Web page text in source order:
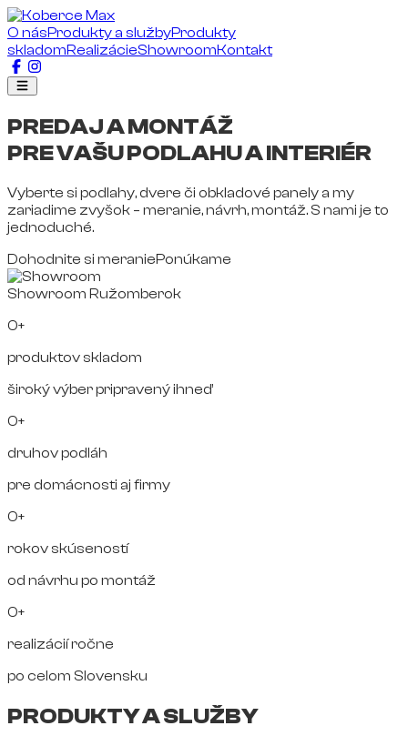
O násProdukty a službyProdukty
skladomRealizácieShowroomKontakt
PREDAJ A MONTÁŽ
PRE VAŠU PODLAHU A INTERIÉR
Vyberte si podlahy, dvere či obkladové panely a my
zariadime zvyšok – meranie, návrh, montáž. S nami je to
jednoduché.
Dohodnite si meraniePonúkame
Showroom Ružomberok
0+
produktov skladom
široký výber pripravený ihneď
0+
druhov podláh
pre domácnosti aj firmy
0+
rokov skúseností
od návrhu po montáž
0+
realizácií ročne
po celom Slovensku
PRODUKTY A SLUŽBY